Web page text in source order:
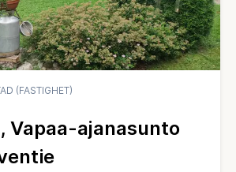
(FASTIGHET)
Vapaa-ajanasunto